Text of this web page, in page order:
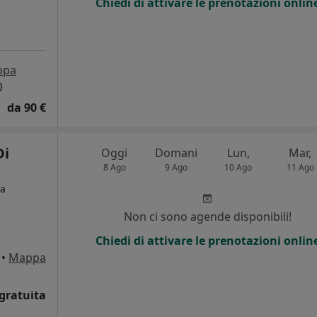
da 90 €
• Mappa
Oggi
8 Ago
Domani
9 Ago
Lun,
10 Ago
Mar,
11 Ago
Non ci sono agende disponibili!
Chiedi di attivare le prenotazioni